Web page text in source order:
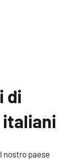
di
italiani
nostro paese